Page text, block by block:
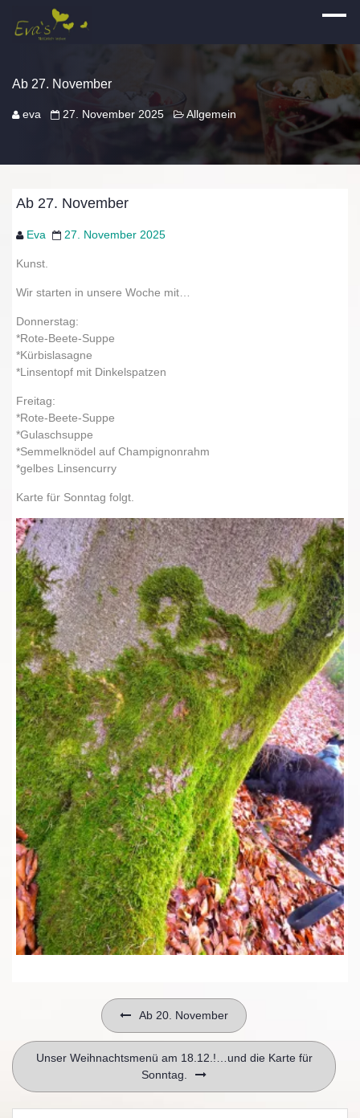
Ab 27. November
eva 27. November 2025 Allgemein
Ab 27. November
Eva 27. November 2025
Kunst.
Wir starten in unsere Woche mit…
Donnerstag:
*Rote-Beete-Suppe
*Kürbislasagne
*Linsentopf mit Dinkelspatzen
Freitag:
*Rote-Beete-Suppe
*Gulaschsuppe
*Semmelknödel auf Champignonrahm
*gelbes Linsencurry
Karte für Sonntag folgt.
Beitragsnavigation Ab 20. November
Unser Weihnachtsmenü am 18.12.!…und die Karte für
Sonntag.